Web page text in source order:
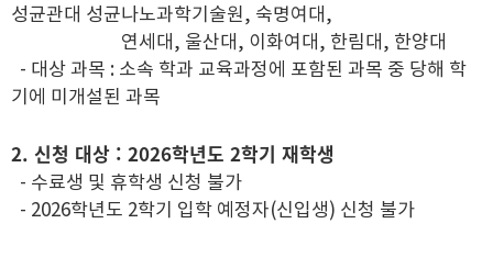
성균관대 성균나노과학기술원, 숙명여대,
연세대, 울산대, 이화여대, 한림대, 한양대
- 대상 과목 : 소속 학과 교육과정에 포함된 과목 중 당해 학
기에 미개설된 과목
2. 신청 대상 : 2026학년도 2학기 재학생
- 수료생 및 휴학생 신청 불가
- 2026학년도 2학기 입학 예정자(신입생) 신청 불가